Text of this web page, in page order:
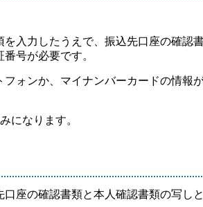
入力したうえで、振込先口座の確認
号が必要です。
ォンか、マイナンバーカードの情報
になります。
口座の確認書類と本人確認書類の写し